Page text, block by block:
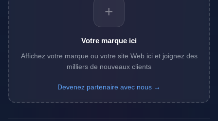
+
Votre marque ici
Affichez votre marque ou votre site Web ici et joignez des
milliers de nouveaux clients
Devenez partenaire avec nous →